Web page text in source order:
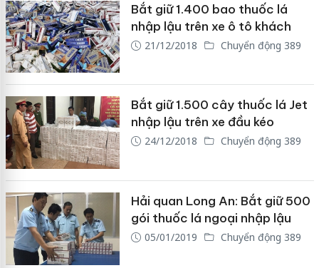
Bắt giữ 1.400 bao thuốc lá
nhập lậu trên xe ô tô khách
21/12/2018 Chuyển động 389
Bắt giữ 1.500 cây thuốc lá Jet
nhập lậu trên xe đầu kéo
24/12/2018 Chuyển động 389
Hải quan Long An: Bắt giữ 500
gói thuốc lá ngoại nhập lậu
05/01/2019 Chuyển động 389